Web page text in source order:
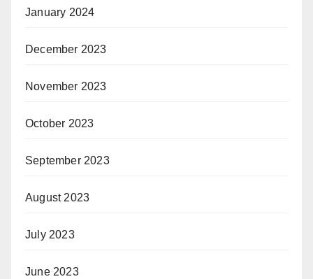
January 2024
December 2023
November 2023
October 2023
September 2023
August 2023
July 2023
June 2023